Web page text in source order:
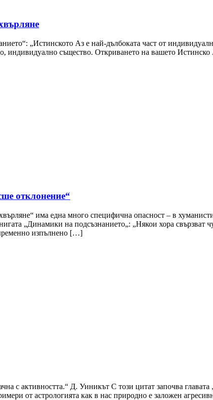
„Истинското Аз е най-дълбоката част от
индивидуално същество. Откриването на вашето
отклонение“
има една много специфична опасност – в
„Динамики на подсъзнанието„: „Някои хора свързват
изпълнено […]
с активността.“ Д. Уиникът С този цитат започва
от астрологията как в нас природно е заложен